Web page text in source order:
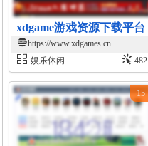
xdgame游戏资源下载平台
https://www.xdgames.cn
娱乐休闲
482
15